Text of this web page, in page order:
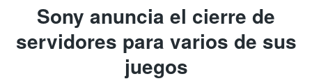
Sony anuncia el cierre de
servidores para varios de sus
juegos